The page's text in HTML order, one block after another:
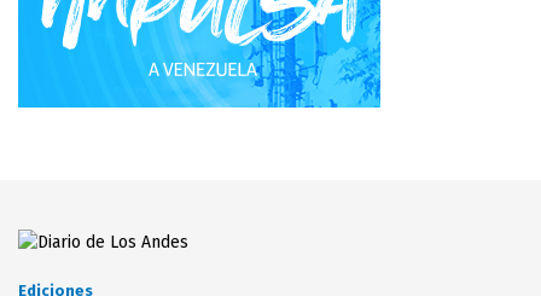
Ediciones